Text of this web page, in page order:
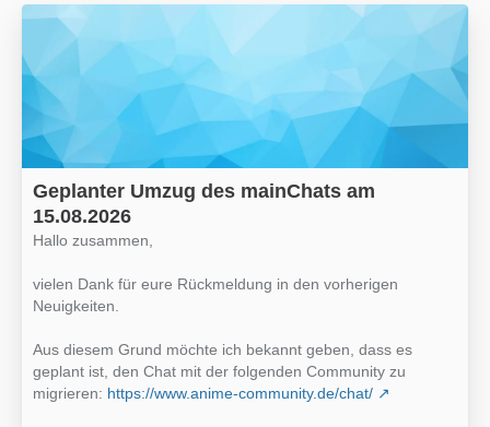
Geplanter Umzug des mainChats am
15.08.2026
Hallo zusammen,
vielen Dank für eure Rückmeldung in den vorherigen
Neuigkeiten.
Aus diesem Grund möchte ich bekannt geben, dass es
geplant ist, den Chat mit der folgenden Community zu
migrieren: https://www.anime-community.de/chat/